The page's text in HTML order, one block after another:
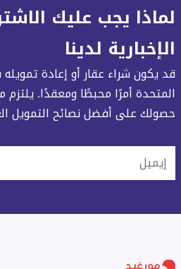
لماذا يجب عليك
الإخبارية لدينا
قد يكون شراء عقار أو إعادة تمويله
المتحدة أمرًا محبطًا ومعقدًا. يلتزم
حصولك على أفضل نصائح التمويل
إيميل